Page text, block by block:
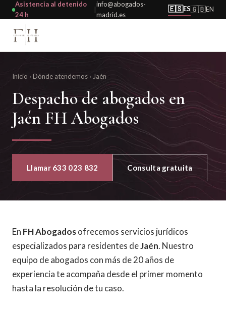
Asistencia al detenido
24 h
|
info@abogados-
madrid.es
🇪🇸ES🇬🇧EN
Inicio › Dónde atendemos › Jaén
Despacho de abogados en
Jaén FH Abogados
Llamar 633 023 832 Consulta gratuita
En FH Abogadosofrecemos servicios jurídicos
especializados para residentes deJaén. Nuestro
equipo de abogados con más de 20 años de
experiencia te acompaña desde el primer momento
hasta la resolución de tu caso.